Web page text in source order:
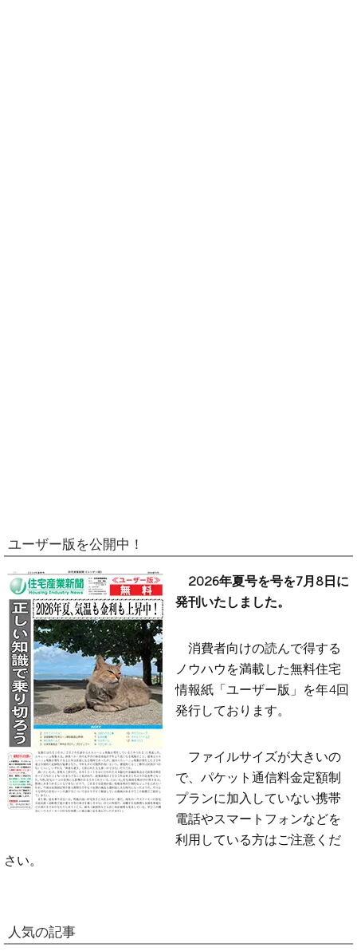
ユーザー版を公開中！
2026年夏号を号を7月8日に
発刊いたしました。
消費者向けの読んで得する
ノウハウを満載した無料住宅
情報紙「ユーザー版」を年4回
発行しております。
ファイルサイズが大きいの
で、パケット通信料金定額制
プランに加入していない携帯
電話やスマートフォンなどを
利用している方はご注意くだ
さい。
人気の記事